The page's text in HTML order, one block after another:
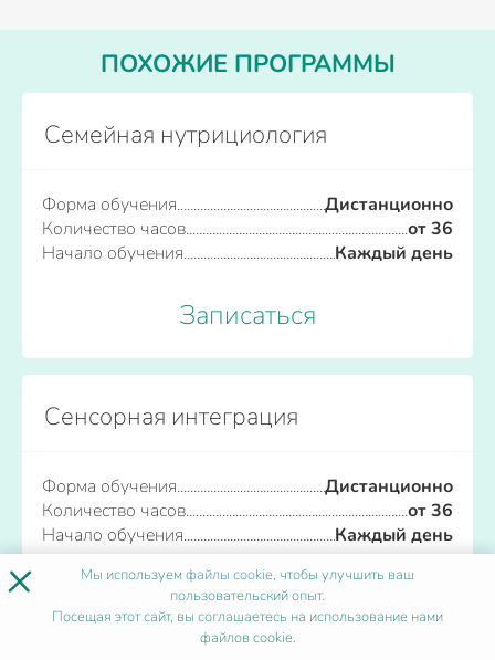
ПОХОЖИЕ ПРОГРАММЫ
Семейная нутрициология
Форма обучения
Дистанционно
Количество часов
от 36
Начало обучения
Каждый день
Записаться
Сенсорная интеграция
Форма обучения
Дистанционно
Количество часов
от 36
Начало обучения
Каждый день
Записаться
× Мы используемфайлы cookie, чтобы улучшить ваш
пользовательский опыт.
Посещая этот сайт, вы соглашаетесь на использование нами
файлов cookie.